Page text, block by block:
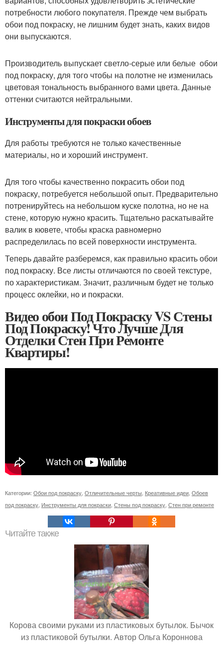
потребности любого покупателя. Прежде чем выбрать
обои под покраску, не лишним будет знать, каких видов
они выпускаются.
Производитель выпускает светло-серые или белые обои
под покраску, для того чтобы на полотне не изменилась
цветовая тональность выбранного вами цвета. Данные
оттенки считаются нейтральными.
Инструменты для покраски обоев
Для работы требуются не только качественные
материалы, но и хороший инструмент.
Для того чтобы качественно покрасить обои под
покраску, потребуется небольшой опыт. Предварительно
потренируйтесь на небольшом куске полотна, но не на
стене, которую нужно красить. Тщательно раскатывайте
валик в кювете, чтобы краска равномерно
распределилась по всей поверхности инструмента.
Теперь давайте разберемся, как правильно красить обои
под покраску. Все листы отличаются по своей текстуре,
по характеристикам. Значит, различным будет не только
процесс оклейки, но и покраски.
Видео обои Под Покраску VS Стены
Под Покраску! Что Лучше Для
Отделки Стен При Ремонте
Квартиры!
Категории: Обои под покраску Отличительные черты Креативные идеи Обоев
под покраску Инструменты для покраски Стены под покраску Стен при ремонте
Читайте также
Корова своими руками из пластиковых бутылок. Бычок
из пластиковой бутылки. Автор Ольга Короннова